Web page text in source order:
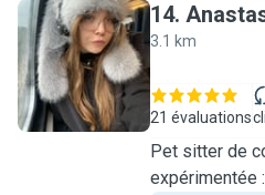
A
14.
3.1 km
21 évaluations
Pet sitter de
expérimentée